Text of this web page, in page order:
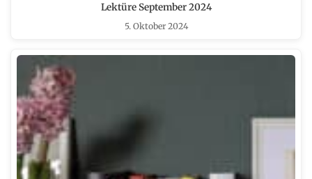
Lektüre September 2024
5. Oktober 2024